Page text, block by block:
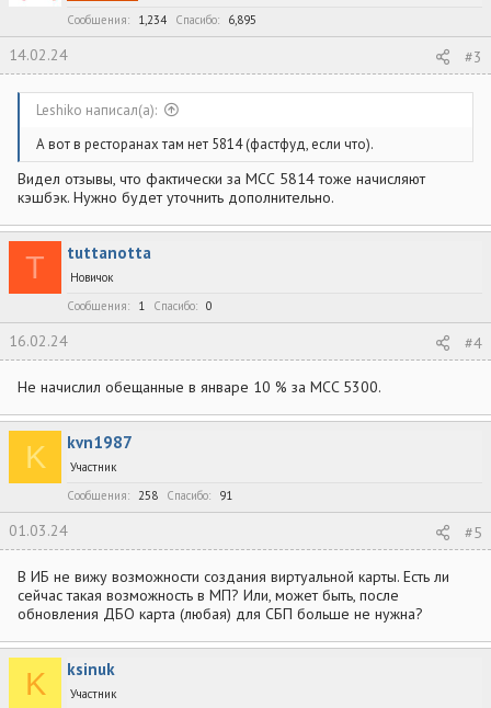
Сообщения
1,234 Спасибо 6,895
14.02.24 #3
Leshiko написал(а):
А вот в ресторанах там нет 5814 (фастфуд, если что).
Видел отзывы, что фактически за МСС 5814 тоже начисляют
кэшбэк. Нужно будет уточнить дополнительно.
T tuttanotta
Новичок
Сообщения
1 Спасибо 0
16.02.24 #4
Не начислил обещанные в январе 10 % за MCC 5300.
K kvn1987
Участник
Сообщения
258 Спасибо 91
01.03.24 #5
В ИБ не вижу возможности создания виртуальной карты. Есть ли
сейчас такая возможность в МП? Или, может быть, после
обновления ДБО карта (любая) для СБП больше не нужна?
K ksinuk
Участник